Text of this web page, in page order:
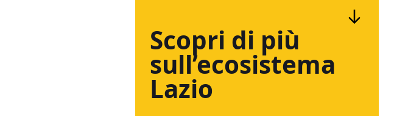
Scopri di più
sull’ecosistema
Lazio